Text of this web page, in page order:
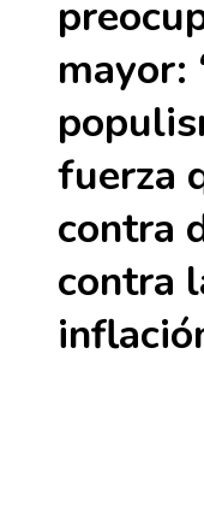
mayor:
fuerza
contra
contra